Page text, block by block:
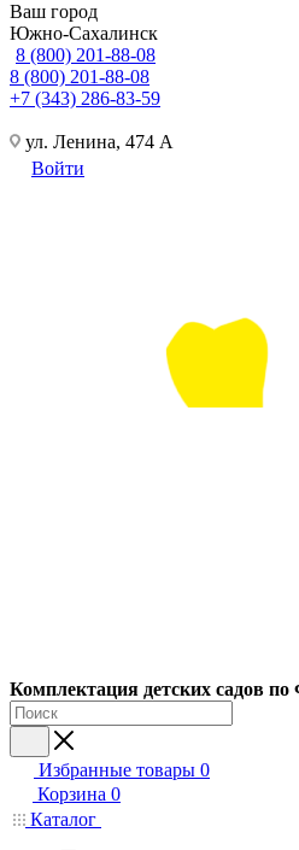
Ваш город
Южно-Сахалинск
8 (800) 201-88-08
8 (800) 201-88-08
+7 (343) 286-83-59
ул. Ленина, 474 А
Войти
Комплектация детских садов
Избранные товары 0
Корзина 0
Каталог